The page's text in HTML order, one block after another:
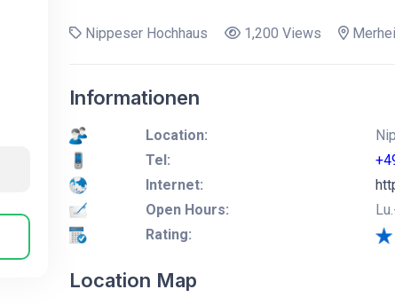
Nippeser Hochhaus 1,200 Views
Informationen
Location:
Tel:
Internet:
Open Hours:
Rating:
Location Map